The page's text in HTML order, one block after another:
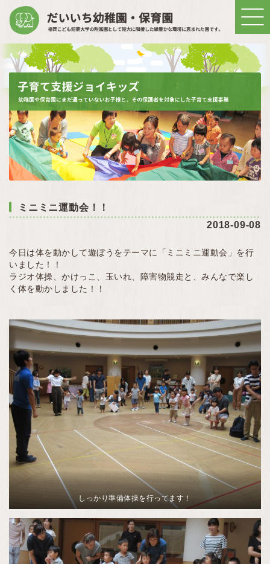
ミニミニ運動会！！
2018-09-08
今日は体を動かして遊ぼうをテーマに「ミニミニ運動会」を行
いました！！
ラジオ体操、かけっこ、玉いれ、障害物競走と、みんなで楽し
く体を動かしました！！
しっかり準備体操を行ってます！